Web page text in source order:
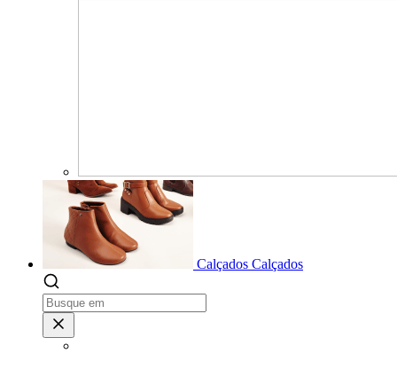
Calçados Calçados